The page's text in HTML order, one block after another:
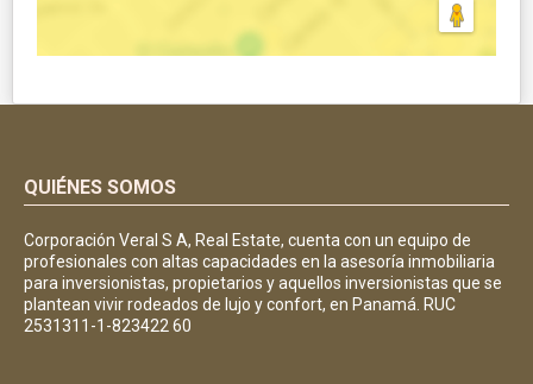
QUIÉNES SOMOS
Corporación Veral S A, Real Estate, cuenta con un equipo de
profesionales con altas capacidades en la asesoría inmobiliaria
para inversionistas, propietarios y aquellos inversionistas que se
plantean vivir rodeados de lujo y confort, en Panamá. RUC
2531311-1-823422 60